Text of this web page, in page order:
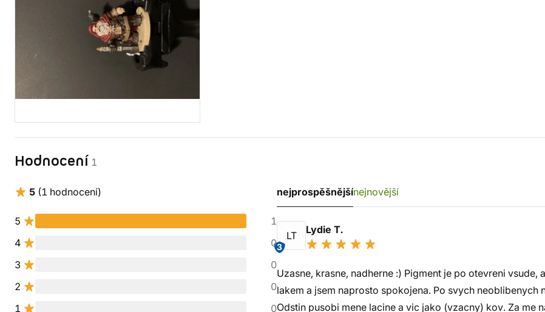
Hodnocení 1
5 (1 hodnocení)
5
1
4
0
3
0
2
0
1
0
nejprospěšnějšínejnovější
LT
3
Lydie T.
Uzasne, krasne, nadherne :) Pigment je po otevreni vsude,
lakem a jsem naprosto spokojena. Po svych neoblibenych
Odstin pusobi mene lacine a vic jako (vzacny) kov. Za me